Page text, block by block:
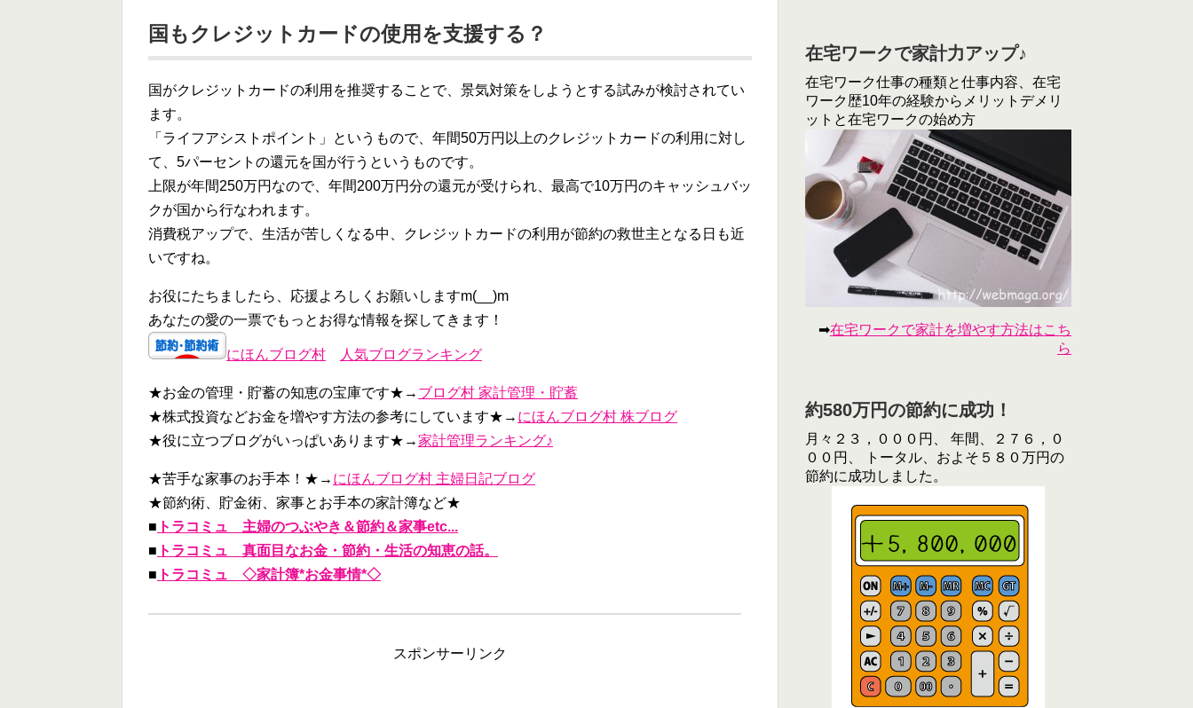
国もクレジットカードの使用を支援する？
国がクレジットカードの利用を推奨することで、景気対策をしようとする試みが検討されてい
ます。
「ライフアシストポイント」というもので、年間50万円以上のクレジットカードの利用に対し
て、5パーセントの還元を国が行うというものです。
上限が年間250万円なので、年間200万円分の還元が受けられ、最高で10万円のキャッシュバッ
クが国から行なわれます。
消費税アップで、生活が苦しくなる中、クレジットカードの利用が節約の救世主となる日も近
いですね。
お役にたちましたら、応援よろしくお願いしますm(__)m
あなたの愛の一票でもっとお得な情報を探してきます！
にほんブログ村 人気ブログランキング
★お金の管理・貯蓄の知恵の宝庫です★→ ブログ村 家計管理・貯蓄
★株式投資などお金を増やす方法の参考にしています★→ にほんブログ村 株ブログ
★役に立つブログがいっぱいあります★→家計管理ランキング♪
★苦手な家事のお手本！★→ にほんブログ村 主婦日記ブログ
★節約術、貯金術、家事とお手本の家計簿など★
■ トラコミュ 主婦のつぶやき＆節約＆家事etc...
■ トラコミュ 真面目なお金・節約・生活の知恵の話。
■ トラコミュ ◇家計簿*お金事情*◇
スポンサーリンク
在宅ワークで家計力アップ♪
在宅ワーク仕事の種類と仕事内容、在宅
ワーク歴10年の経験からメリットデメリ
ットと在宅ワークの始め方
➡在宅ワークで家計を増やす方法はこち
ら
約580万円の節約に成功！
月々２３，０００円、 年間、２７６，０
００円、 トータル、およそ５８０万円の
節約に成功しました。